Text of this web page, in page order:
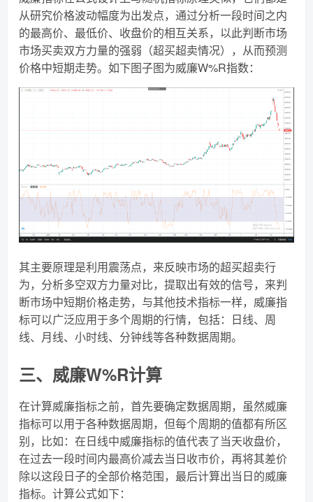
从研究价格波动幅度为出发点，通过分析一段时间之内
的最高价、最低价、收盘价的相互关系，以此判断市场
市场买卖双方力量的强弱（超买超卖情况），从而预测
价格中短期走势。如下图子图为威廉W%R指数：
其主要原理是利用震荡点，来反映市场的超买超卖行
为，分析多空双方力量对比，提取出有效的信号，来判
断市场中短期价格走势，与其他技术指标一样，威廉指
标可以广泛应用于多个周期的行情，包括：日线、周
线、月线、小时线、分钟线等各种数据周期。
三、威廉W%R计算
在计算威廉指标之前，首先要确定数据周期，虽然威廉
指标可以用于各种数据周期，但每个周期的值都有所区
别，比如：在日线中威廉指标的值代表了当天收盘价，
在过去一段时间内最高价减去当日收市价，再将其差价
除以这段日子的全部价格范围，最后计算出当日的威廉
指标。计算公式如下：